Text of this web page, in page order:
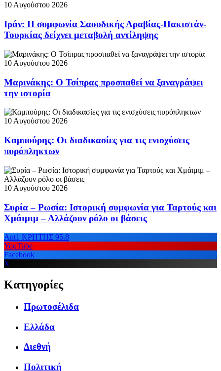
10 Αυγούστου 2026
Ιράν: Η συμφωνία Σαουδικής Αραβίας-Πακιστάν-
Τουρκίας δείχνει μεταβολή αντίληψης
10 Αυγούστου 2026
Μαρινάκης: Ο Τσίπρας προσπαθεί να ξαναγράψει
την ιστορία
10 Αυγούστου 2026
Καμπούρης: Οι διαδικασίες για τις ενισχύσεις
πυρόπληκτων
10 Αυγούστου 2026
Συρία – Ρωσία: Ιστορική συμφωνία για Ταρτούς και
Χμάιμιμ – Αλλάζουν ρόλο οι βάσεις
Ant1 ΚΡΗΤΗΣ 95.8
YouTube
Facebook
X
Κατηγορίες
Πρωτοσέλιδα
Ελλάδα
Διεθνή
Πολιτική